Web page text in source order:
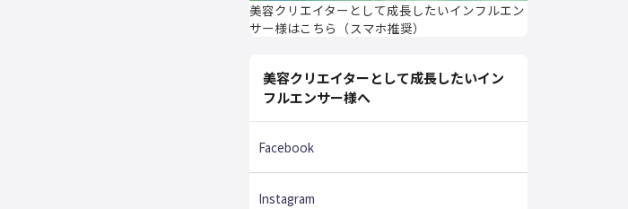
美容クリエイターとして成長したいインフルエン
サー様はこちら（スマホ推奨）
美容クリエイターとして成長したいイン
フルエンサー様へ
Facebook
Instagram